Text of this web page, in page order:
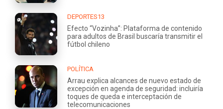
DEPORTES13
Efecto “Vozinha”: Plataforma de contenido
para adultos de Brasil buscaría transmitir el
fútbol chileno
POLÍTICA
Arrau explica alcances de nuevo estado de
excepción en agenda de seguridad: incluiría
toques de queda e interceptación de
telecomunicaciones